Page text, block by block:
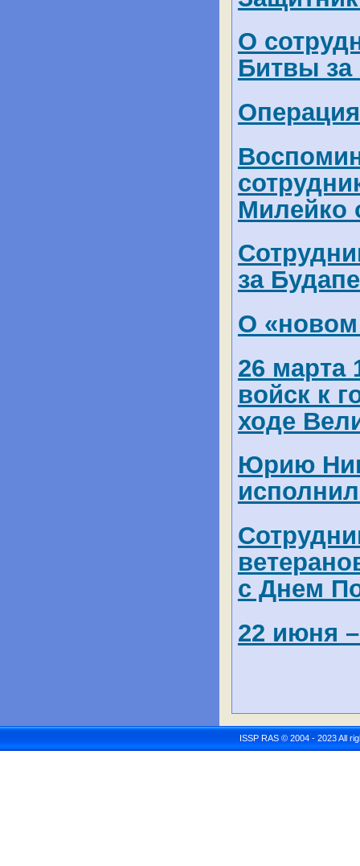
О
Битвы за
Милейко
за
О «новом
26 марта
войск к
ходе
Юрию
с Днем
22 июня
ISSP RAS © 2004 - 2023 All